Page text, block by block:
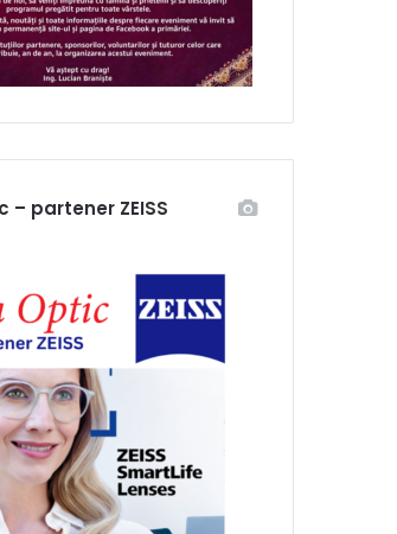
– partener ZEISS